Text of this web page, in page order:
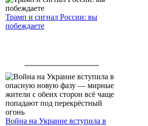
Трамп и сигнал России: вы
побеждаете
Война на Украине вступила в